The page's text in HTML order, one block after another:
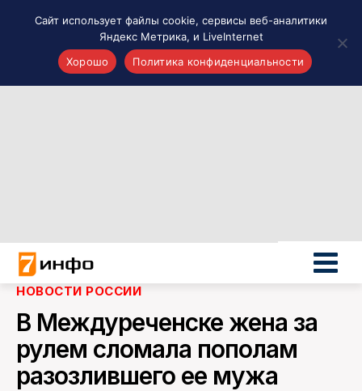
Новости России
Политика
Новости мира
Все материалы 7инфо
О НАС
НОВОСТИ РОССИИ
В Междуреченске жена за
рулем сломала пополам
разозлившего ее мужа
Сайт использует файлы cookie, сервисы веб-аналитики
Яндекс Метрика, и LiveInternet
Хорошо
Политика конфиденциальности